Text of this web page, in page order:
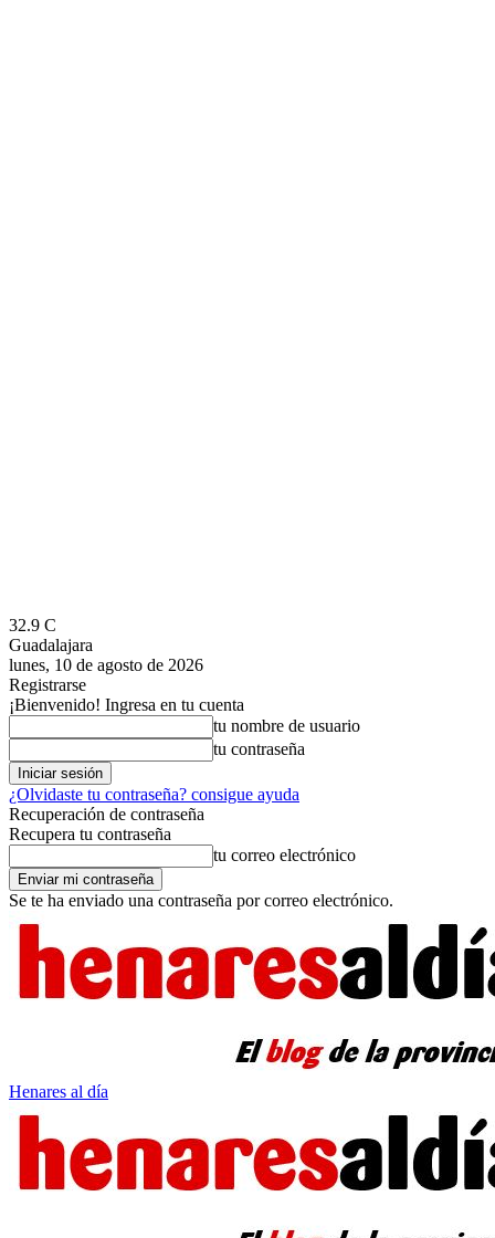
32.9 C
Guadalajara
lunes, 10 de agosto de 2026
Registrarse
¡Bienvenido! Ingresa en tu cuenta
tu nombre de usuario
tu contraseña
¿Olvidaste tu contraseña? consigue ayuda
Recuperación de contraseña
Recupera tu contraseña
tu correo electrónico
Se te ha enviado una contraseña por correo electrónico.
Henares al día